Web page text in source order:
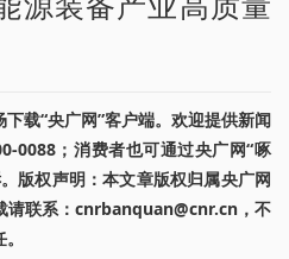
载“央广网”客户端。欢迎提供新闻
0088；消费者也可通过央广网“啄
版权声明：本文章版权归属央广网
请联系：cnrbanquan@cnr.cn，不